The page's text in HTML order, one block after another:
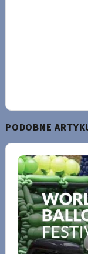
PODOBNE